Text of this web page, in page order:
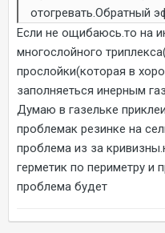
отогревать.Обратный
Если не ощибаюсь.то на
многослойного
прослойки(которая в
заполняеться инерным
Думаю в газельке
проблемак резинке на
проблема из за
герметик по периметру и
проблема будет